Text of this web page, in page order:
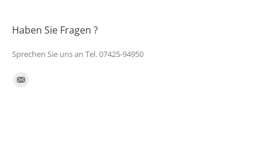
Haben Sie Fragen ?
Sprechen Sie uns an Tel. 07425-94950
Finden Sie uns auf: